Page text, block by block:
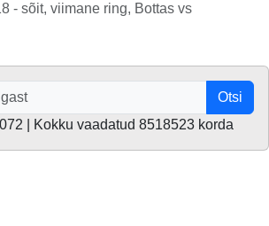
- sõit, viimane ring, Bottas vs
Otsi
| Kokku vaadatud 8518523 korda